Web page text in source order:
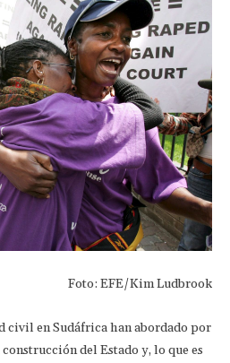
Foto: EFE/Kim Ludbrook
civil en Sudáfrica han abordado por
del Estado y, lo que es